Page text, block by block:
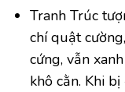
Tranh Trúc
chí quật
cứng, vẫn
khô cằn. Khi